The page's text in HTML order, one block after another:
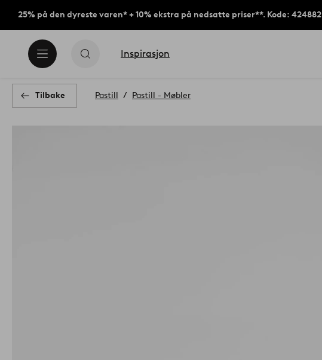
25% på den dyreste varen* + 10% ekstra på nedsatte priser**. Kode: 424882
Inspirasjon
Tilbake Pastill Pastill - Møbler